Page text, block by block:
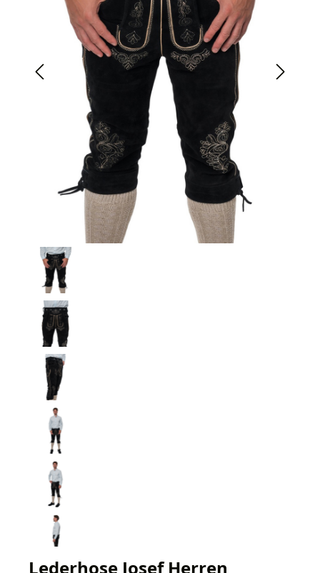
Lederhose Josef Herren